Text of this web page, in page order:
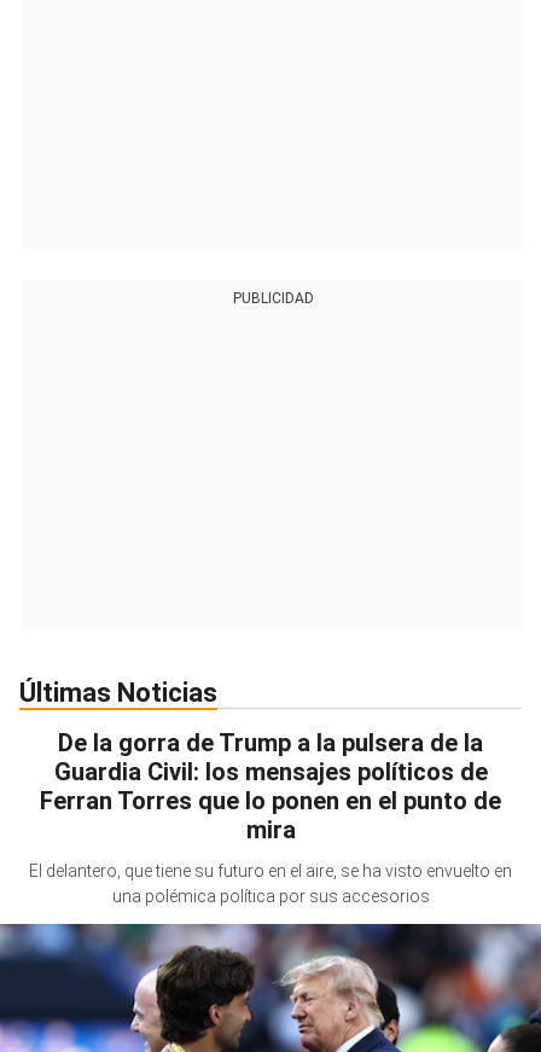
PUBLICIDAD
Últimas Noticias
De la gorra de Trump a la pulsera de la
Guardia Civil: los mensajes políticos de
Ferran Torres que lo ponen en el punto de
mira
El delantero, que tiene su futuro en el aire, se ha visto envuelto en
una polémica política por sus accesorios